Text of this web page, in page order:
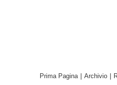
Prima Pagina Archivio